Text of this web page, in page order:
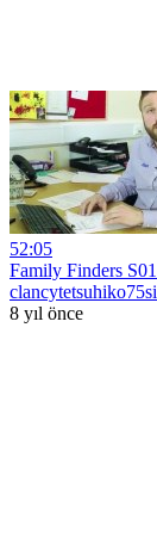
52:05
Family Finders
8 yıl önce